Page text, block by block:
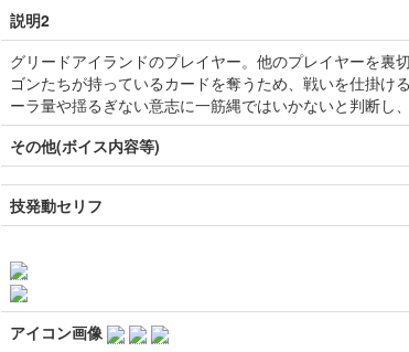
説明2
グリードアイランドのプレイヤー。他のプレイヤーを裏
ゴンたちが持っているカードを奪うため、戦いを仕掛け
ーラ量や揺るぎない意志に一筋縄ではいかないと判断し
その他(ボイス内容等)
技発動セリフ
アイコン画像